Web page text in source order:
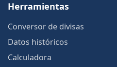
Herramientas
Conversor de divisas
Datos históricos
Calculadora